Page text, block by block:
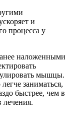
и
процесса у
наложенными
мышцы.
заниматься,
быстрее, чем в
лечения.